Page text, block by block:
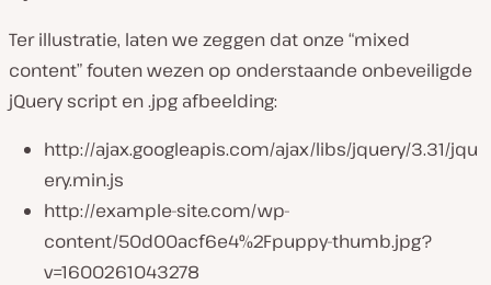
Ter illustratie, laten we zeggen dat onze “mixed
content” fouten wezen op onderstaande onbeveiligde
jQuery script en .jpg afbeelding:
http://ajax.googleapis.com/ajax/libs/jquery/3.31/jqu
ery.min.js
http://example-site.com/wp-
content/50d00acf6e4%2Fpuppy-thumb.jpg?
v=1600261043278